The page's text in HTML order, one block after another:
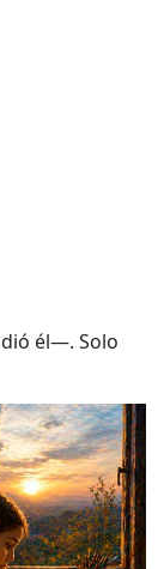
él—. Solo